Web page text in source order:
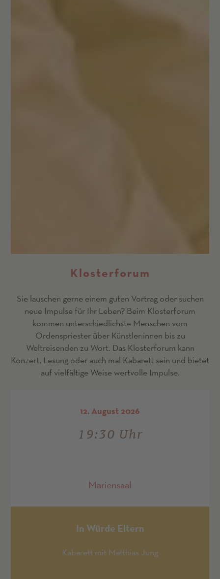
Klosterforum
Sie lauschen gerne einem guten Vortrag oder suchen
neue Impulse für Ihr Leben? Beim Klosterforum
kommen unterschiedlichste Menschen vom
Ordenspriester über Künstler:innen bis zu
Weltreisenden zu Wort. Das Klosterforum kann
Konzert, Lesung oder auch mal Kabarett sein und bietet
auf vielfältige Weise wertvolle Impulse.
12. August 2026
19:30 Uhr
Mariensaal
In Würde Eltern
Kabarett mit Matthias Jung